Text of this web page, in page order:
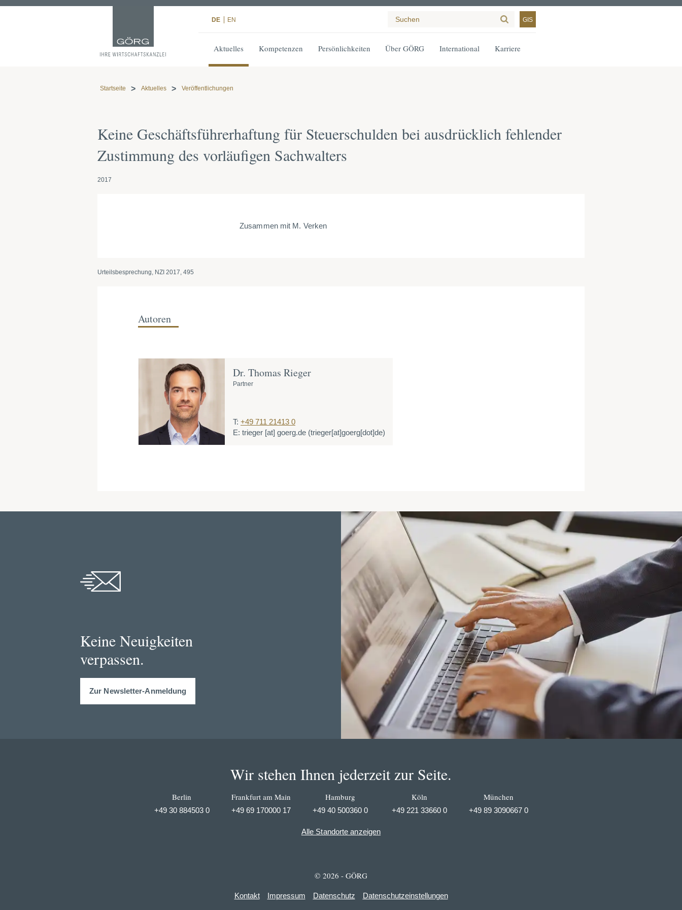
DE EN GIS
Aktuelles Kompetenzen Persönlichkeiten Über GÖRG International Karriere
Startseite Aktuelles Veröffentlichungen
Keine Geschäftsführerhaftung für Steuerschulden bei ausdrücklich fehlender
Zustimmung des vorläufigen Sachwalters
2017
Zusammen mit M. Verken
Urteilsbesprechung, NZI 2017, 495
Autoren
Dr. Thomas Rieger
Partner
T: +49 711 21413 0
E: trieger [at] goerg.de (trieger[at]goerg[dot]de)
Keine Neuigkeiten
verpassen.
Zur Newsletter-Anmeldung
Wir stehen Ihnen jederzeit zur Seite.
Berlin
+49 30 884503 0
Frankfurt am Main
+49 69 170000 17
Hamburg
+49 40 500360 0
Köln
+49 221 33660 0
München
+49 89 3090667 0
Alle Standorte anzeigen
© 2026 - GÖRG
Kontakt Impressum Datenschutz Datenschutzeinstellungen